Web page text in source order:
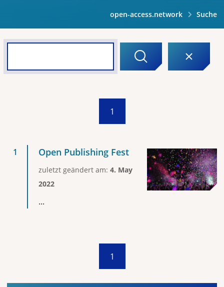
open-access.network Suche
1
Open Publishing Fest
zuletzt geändert am: 4. May
2022
...
1